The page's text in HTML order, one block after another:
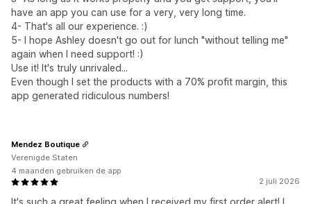
have an app you can use for a very, very long time.
4- That's all our experience. :)
5- I hope Ashley doesn't go out for lunch "without telling me"
again when I need support! :)
Use it! It's truly unrivaled...
Even though I set the products with a 70% profit margin, this
app generated ridiculous numbers!
2 juli 2026
Mendez Boutique
Verenigde Staten
4 maanden gebruiken de app